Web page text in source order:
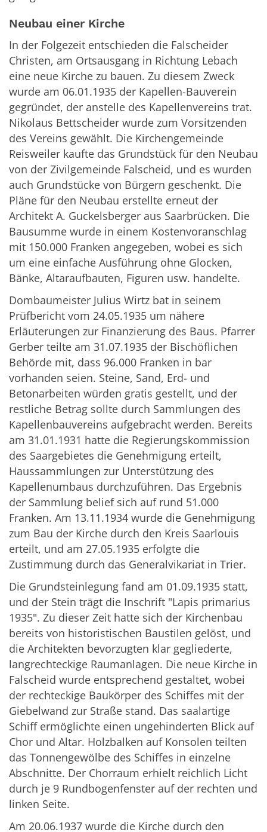
Neubau einer Kirche
In der Folgezeit entschieden die Falscheider
Christen, am Ortsausgang in Richtung Lebach
eine neue Kirche zu bauen. Zu diesem Zweck
wurde am 06.01.1935 der Kapellen-Bauverein
gegründet, der anstelle des Kapellenvereins trat.
Nikolaus Bettscheider wurde zum Vorsitzenden
des Vereins gewählt. Die Kirchengemeinde
Reisweiler kaufte das Grundstück für den Neubau
von der Zivilgemeinde Falscheid, und es wurden
auch Grundstücke von Bürgern geschenkt. Die
Pläne für den Neubau erstellte erneut der
Architekt A. Guckelsberger aus Saarbrücken. Die
Bausumme wurde in einem Kostenvoranschlag
mit 150.000 Franken angegeben, wobei es sich
um eine einfache Ausführung ohne Glocken,
Bänke, Altaraufbauten, Figuren usw. handelte.
Dombaumeister Julius Wirtz bat in seinem
Prüfbericht vom 24.05.1935 um nähere
Erläuterungen zur Finanzierung des Baus. Pfarrer
Gerber teilte am 31.07.1935 der Bischöflichen
Behörde mit, dass 96.000 Franken in bar
vorhanden seien. Steine, Sand, Erd- und
Betonarbeiten würden gratis gestellt, und der
restliche Betrag sollte durch Sammlungen des
Kapellenbauvereins aufgebracht werden. Bereits
am 31.01.1931 hatte die Regierungskommission
des Saargebietes die Genehmigung erteilt,
Haussammlungen zur Unterstützung des
Kapellenumbaus durchzuführen. Das Ergebnis
der Sammlung belief sich auf rund 51.000
Franken. Am 13.11.1934 wurde die Genehmigung
zum Bau der Kirche durch den Kreis Saarlouis
erteilt, und am 27.05.1935 erfolgte die
Zustimmung durch das Generalvikariat in Trier.
Die Grundsteinlegung fand am 01.09.1935 statt,
und der Stein trägt die Inschrift "Lapis primarius
1935". Zu dieser Zeit hatte sich der Kirchenbau
bereits von historistischen Baustilen gelöst, und
die Architekten bevorzugten klar gegliederte,
langrechteckige Raumanlagen. Die neue Kirche in
Falscheid wurde entsprechend gestaltet, wobei
der rechteckige Baukörper des Schiffes mit der
Giebelwand zur Straße stand. Das saalartige
Schiff ermöglichte einen ungehinderten Blick auf
Chor und Altar. Holzbalken auf Konsolen teilten
das Tonnengewölbe des Schiffes in einzelne
Abschnitte. Der Chorraum erhielt reichlich Licht
durch je 9 Rundbogenfenster auf der rechten und
linken Seite.
Am 20.06.1937 wurde die Kirche durch den